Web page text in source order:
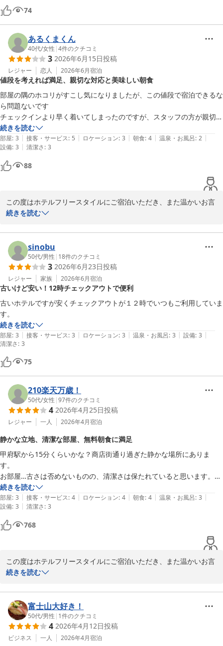
74
あるくまくん
40代/女性 |4件のクチコミ
3 2026年6月15日投稿
レジャー 恋人 2026年6月宿泊
値段を考えれば満足、親切な対応と美味しい朝食
部屋の隅のホコリがすこし気になりましたが、この値段で宿泊できるな
ら問題ないです
チェックインより早く着いてしまったのですが、スタッフの方が親切に
対応してくださりありがたかったです
朝食もしっかりあり、美味しかったです
続きを読む
部屋: 3 | 接客・サービス: 5 | ロケーション: 3 | 朝食: 4 | 温泉・お風呂: 2 |
設備: 3 | 清潔さ: 3
88
この度はホテルフリースタイルにご宿泊いただき、また温かいお言
葉をお寄せいただき誠にありがとうございます。
けし、心よりお詫び申し上げます。
清掃手順の見直しおよびチェック体制の強化を早急に行い、再発防
止に努めます。
古いホテルになりますが今後ともお客様に満足の頂けるホテルを目
指してまいります。
お客様のまたのお越しをスタッフ一同お待ちしております
ＨＯＴＥＬ ＦＲＥＥ ＳＴＹＬＥ
2026-06-21
続きを読む
sinobu
50代/男性 | 18件のクチコミ
3 2026年6月23日投稿
レジャー 家族 2026年6月宿泊
古いけど安い！12時チェックアウトで便利
古いホテルですが安くチェックアウトが１２時でいつもご利用していま
す。
続きを読む
部屋: 3 | 接客・サービス: 3 | ロケーション: 3 | 温泉・お風呂: 3 | 設備: 3 |
清潔さ: 3
75
210楽天万歳！
50代/女性 |97件のクチコミ
4 2026年4月25日投稿
レジャー 一人 2026年4月宿泊
静かな立地、清潔な部屋、無料朝食に満足
甲府駅から15分くらいかな？商店街通り過ぎた静かな場所にありま
す。
お部屋…古さは否めないものの、清潔さは保たれていると思います。喫
煙が可能なお部屋でしたが、臭いもなかったです。ポット、コップ等あ
りませんでした。フロントまで行けばあります。
お風呂…ユニットバスは小さいです。洗面所の排水口が少し臭かった。
また謎の配管がありました。多分エアコンの空調ドレンかと？鏡にウロ
コ汚れあり。磨いてくれているとありがたい。
アメニティ…シャンプー、コンディショナー、ボディソープが備え付け
られていますし、フロントでも色んな種類のものが用意されていまし
た。歯ブラシはありません。コップがなくて歯磨き時に不便を感じまし
た。紙コップくらいあるといいですね。
ありがとうございました。
続きを読む
部屋: 3 | 接客・サービス: 4 | ロケーション: 4 | 朝食: 4 | 温泉・お風呂: 3 |
設備: 3 | 清潔さ: 3
768
この度はホテルフリースタイルにご宿泊いただき、また温かいお言
葉をお寄せいただき誠にありがとうございます。
目指してまいります。
お客様のまたのお越しをスタッフ一同お待ちしております。
ＨＯＴＥＬ ＦＲＥＥ ＳＴＹＬＥ
2026-06-21
続きを読む
富士山大好き！
50代/男性 | 1件のクチコミ
4 2026年4月12日投稿
ビジネス 一人 2026年4月宿泊